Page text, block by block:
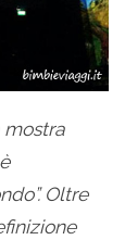
mostra
Oltre